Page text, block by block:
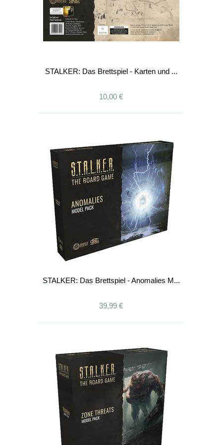
STALKER: Das Brettspiel - Karten und ...
10,00 €
STALKER: Das Brettspiel - Anomalies M...
39,99 €